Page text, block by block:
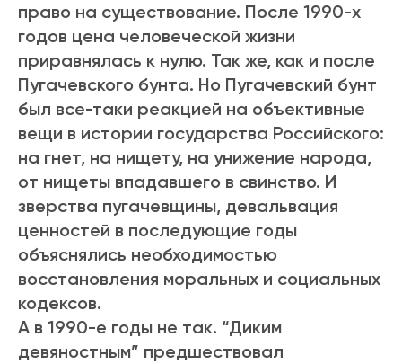
право на существование. После 1990-х
годов цена человеческой жизни
приравнялась к нулю. Так же, как и после
Пугачевского бунта. Но Пугачевский бунт
был все-таки реакцией на объективные
вещи в истории государства Российского:
на гнет, на нищету, на унижение народа,
от нищеты впадавшего в свинство. И
зверства пугачевщины, девальвация
ценностей в последующие годы
объяснялись необходимостью
восстановления моральных и социальных
кодексов.
А в 1990-е годы не так. “Диким
девяностным” предшествовал